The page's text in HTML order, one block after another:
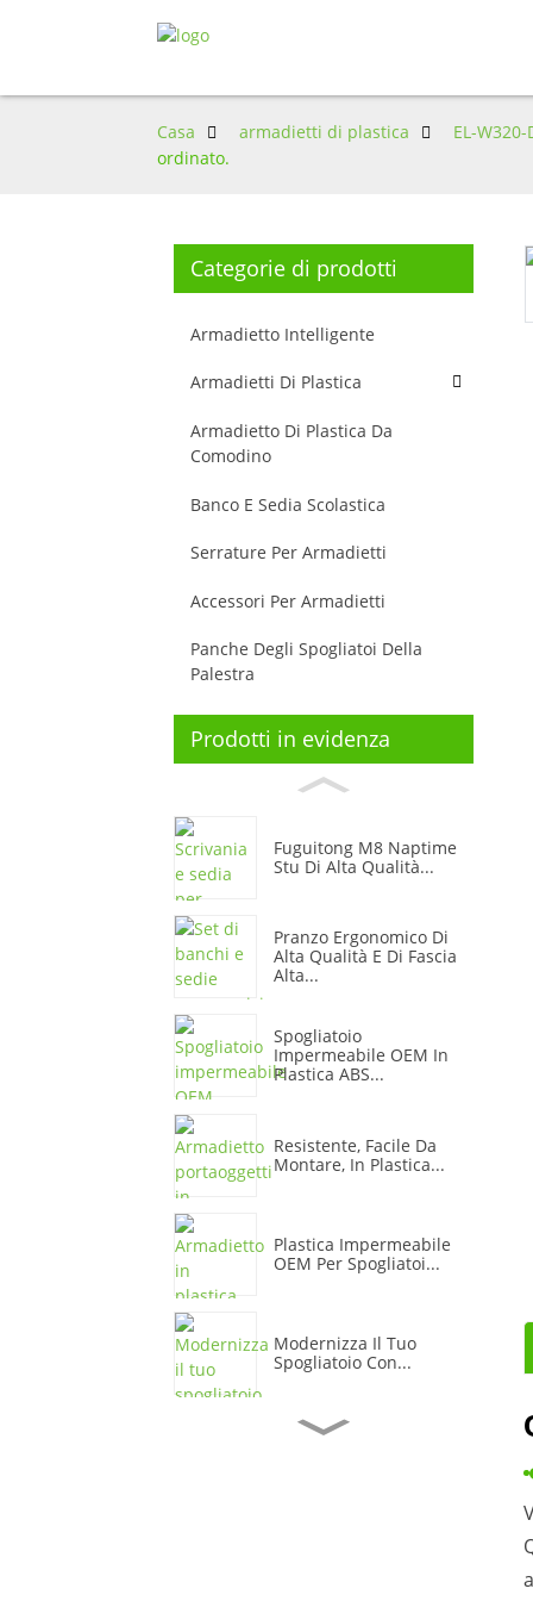
Casa armadietti di plastica EL-W320-
ordinato.
Categorie di prodotti
Armadietto Intelligente
Armadietti Di Plastica
Armadietto Di Plastica Da
Comodino
Banco E Sedia Scolastica
Serrature Per Armadietti
Accessori Per Armadietti
Panche Degli Spogliatoi Della
Palestra
Prodotti in evidenza
Fuguitong M8 Naptime
Stu Di Alta Qualità...
Pranzo Ergonomico Di
Alta Qualità E Di Fascia
Alta...
Spogliatoio
Impermeabile OEM In
Plastica ABS...
Resistente, Facile Da
Montare, In Plastica...
Plastica Impermeabile
OEM Per Spogliatoi...
Modernizza Il Tuo
Spogliatoio Con...
Armadietti Per Ufficio In